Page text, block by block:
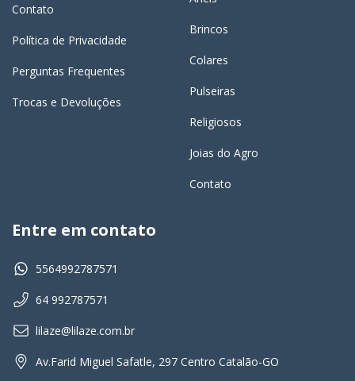
Contato
Política de Privacidade
Perguntas Frequentes
Trocas e Devoluções
Brincos
Colares
Pulseiras
Religiosos
Joias do Agro
Contato
Entre em contato
5564992787571
64 992787571
lilaze@lilaze.com.br
Av.Farid Miguel Safatle, 297 Centro Catalão-GO